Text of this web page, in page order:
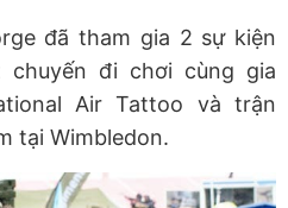
đã tham gia 2 sự kiện
đi chơi cùng gia
Air Tattoo và trận
tại Wimbledon.